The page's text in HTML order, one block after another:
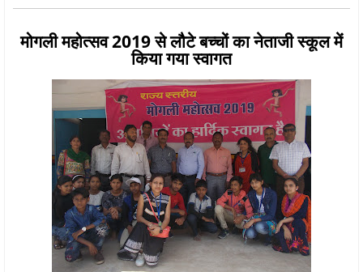
मोगली महोत्सव 2019 से लौटे बच्चों का नेताजी स्कूल में
किया गया स्वागत